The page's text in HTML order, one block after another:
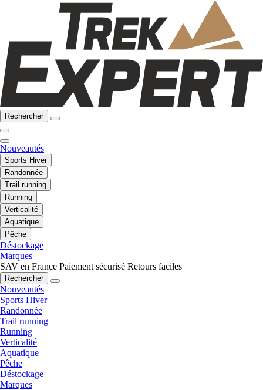
Rechercher
Nouveautés
Sports Hiver
Randonnée
Trail running
Running
Verticalité
Aquatique
Pêche
Déstockage
Marques
SAV en France Paiement sécurisé Retours faciles
Rechercher
Nouveautés
Sports Hiver
Randonnée
Trail running
Running
Verticalité
Aquatique
Pêche
Déstockage
Marques